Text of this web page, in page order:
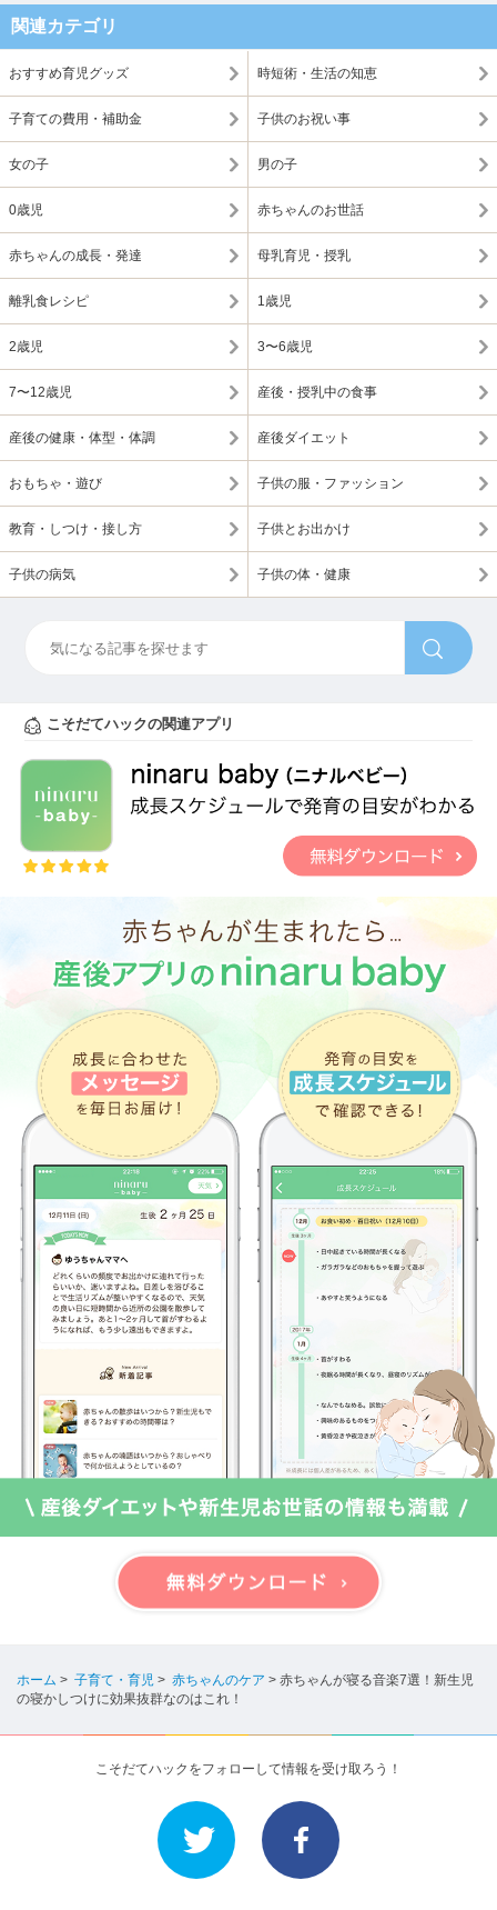
関連カテゴリ
おすすめ育児グッズ 時短術・生活の知恵
子育ての費用・補助金 子供のお祝い事
女の子 男の子
0歳児 赤ちゃんのお世話
赤ちゃんの成長・発達 母乳育児・授乳
離乳食レシピ 1歳児
2歳児 3〜6歳児
7〜12歳児 産後・授乳中の食事
産後の健康・体型・体調 産後ダイエット
おもちゃ・遊び 子供の服・ファッション
教育・しつけ・接し方 子供とお出かけ
子供の病気 子供の体・健康
こそだてハックの関連アプリ
ホーム > 子育て・育児 > 赤ちゃんのケア > 赤ちゃんが寝る音楽7選！新生児
の寝かしつけに効果抜群なのはこれ！
こそだてハックをフォローして情報を受け取ろう！